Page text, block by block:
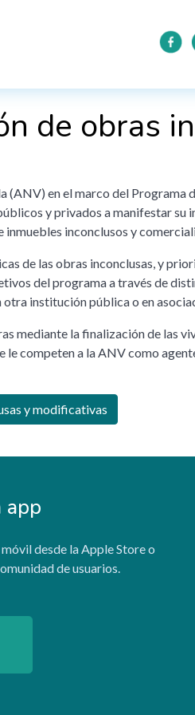
de obras
(ANV) en el marco del Programa
y privados a manifestar su
inconclusos y
de las obras inconclusas, y
del programa a través de
otra institución pública o en
mediante la finalización de las
le competen a la ANV como
y modificativas
app
desde la Apple Store o
de usuarios.